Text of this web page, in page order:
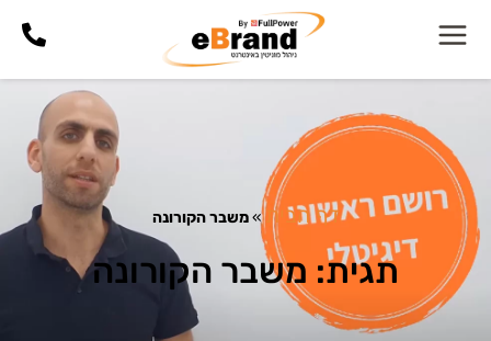
דף הבית»משבר הקורונה
תגית: משבר הקורונה